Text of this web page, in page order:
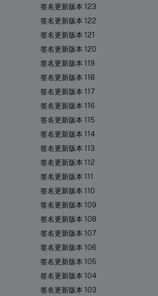
签名更新版本 123
签名更新版本 122
签名更新版本 121
签名更新版本 120
签名更新版本 119
签名更新版本 118
签名更新版本 117
签名更新版本 116
签名更新版本 115
签名更新版本 114
签名更新版本 113
签名更新版本 112
签名更新版本 111
签名更新版本 110
签名更新版本 109
签名更新版本 108
签名更新版本 107
签名更新版本 106
签名更新版本 105
签名更新版本 104
签名更新版本 103